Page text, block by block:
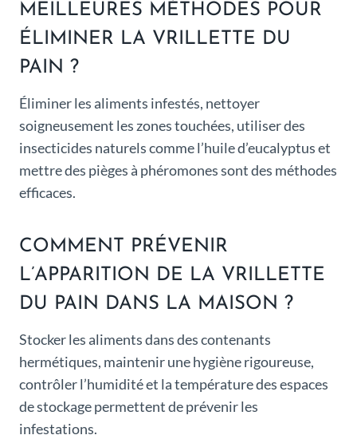
MEILLEURES MÉTHODES POUR
ÉLIMINER LA VRILLETTE DU
PAIN ?
Éliminer les aliments infestés, nettoyer
soigneusement les zones touchées, utiliser des
insecticides naturels comme l’huile d’eucalyptus et
mettre des pièges à phéromones sont des méthodes
efficaces.
COMMENT PRÉVENIR
L’APPARITION DE LA VRILLETTE
DU PAIN DANS LA MAISON ?
Stocker les aliments dans des contenants
hermétiques, maintenir une hygiène rigoureuse,
contrôler l’humidité et la température des espaces
de stockage permettent de prévenir les
infestations.